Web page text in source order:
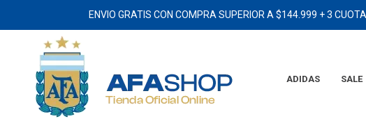
ENVIO GRATIS CON COMPRA SUPERIOR A $144.999 + 3
ADIDAS SALE